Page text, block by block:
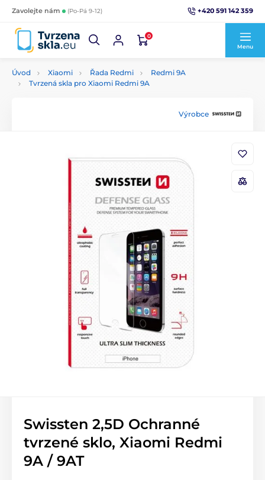
Zavolejte nám (Po-Pá 9-12) +420 591 142 359
0
Menu
Úvod Xiaomi Řada Redmi
Redmi 9A
Tvrzená skla pro Xiaomi Redmi 9A
Výrobce
Swissten 2,5D Ochranné
tvrzené sklo, Xiaomi Redmi
9A / 9AT